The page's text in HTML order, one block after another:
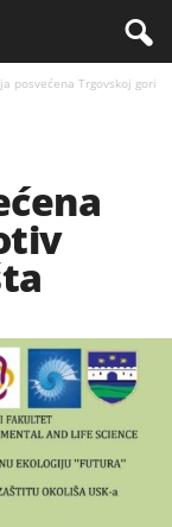
posvećena Trgovskoj gori